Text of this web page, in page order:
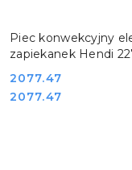
Piec konwekcyjny
zapiekanek Hendi
Cena:
2077.47
Cena:
2077.47